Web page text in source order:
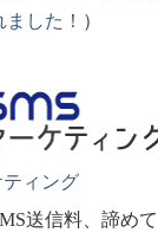
した！ ）
ティング
送信料、諦めて